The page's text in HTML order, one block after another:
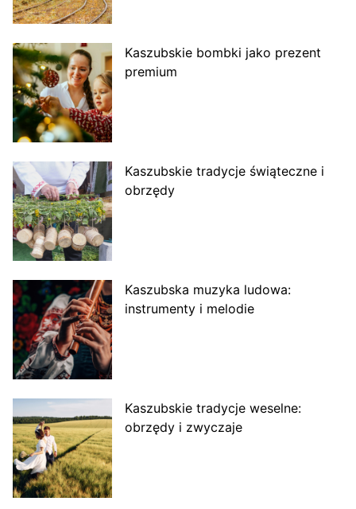
Kaszubskie bombki jako prezent
premium
Kaszubskie tradycje świąteczne i
obrzędy
Kaszubska muzyka ludowa:
instrumenty i melodie
Kaszubskie tradycje weselne:
obrzędy i zwyczaje